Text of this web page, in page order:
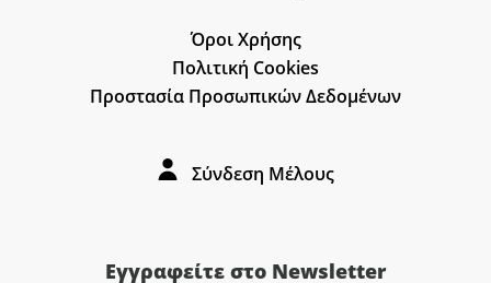
Όροι Χρήσης
Πολιτική Cookies
Προστασία Προσωπικών Δεδομένων
Σύνδεση Μέλους
Εγγραφείτε στο Newsletter